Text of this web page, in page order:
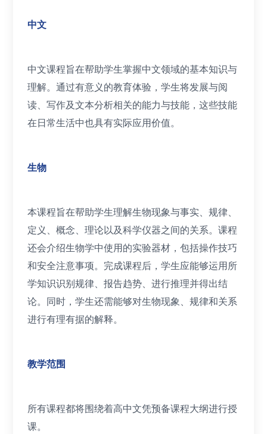
中文
中文课程旨在帮助学生掌握中文领域的基本知识与
理解。通过有意义的教育体验，学生将发展与阅
读、写作及文本分析相关的能力与技能，这些技能
在日常生活中也具有实际应用价值。
生物
本课程旨在帮助学生理解生物现象与事实、规律、
定义、概念、理论以及科学仪器之间的关系。课程
还会介绍生物学中使用的实验器材，包括操作技巧
和安全注意事项。完成课程后，学生应能够运用所
学知识识别规律、报告趋势、进行推理并得出结
论。同时，学生还需能够对生物现象、规律和关系
进行有理有据的解释。
教学范围
所有课程都将围绕着高中文凭预备课程大纲进行授
课。